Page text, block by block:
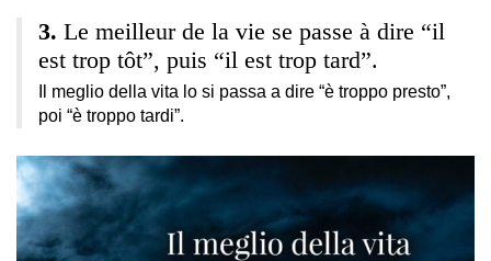
Le meilleur de la vie se passe à dire “il
est trop tôt”, puis “il est trop tard”.
Il meglio della vita lo si passa a dire “è troppo presto”,
poi “è troppo tardi”.